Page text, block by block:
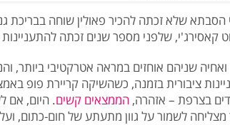
הסבתא שלא זכתה להכיר פאולין שוחה בבריכת
קאסירג'י, שלפני מספר שנים זכתה
ואחיה שניהם אוחזים במראה אטרקטיבי ביותר,
ציבורית בזמנה, כשהשיקה קריירת פופ
בצרפת – אזהרה, הממצאים קשים. היום, אם
מצליחה לשמור על גוון מתעתע של חום-כתום,